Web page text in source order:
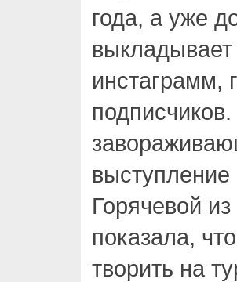
года, а уже
инстаграмм,
Горячевой
показала,
творить на